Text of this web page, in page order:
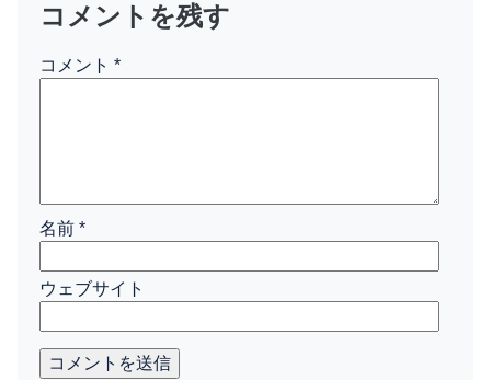
コメントを残す
コメント *
名前 *
ウェブサイト
コメントを送信